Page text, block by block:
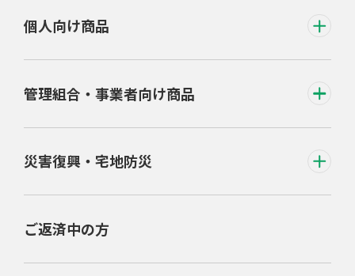
個人向け商品
管理組合・事業者向け商品
災害復興・宅地防災
ご返済中の方